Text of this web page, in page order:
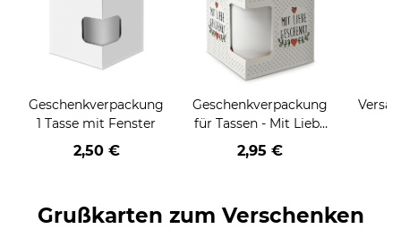
Geschenkverpackung
1 Tasse mit Fenster
2,50 €
Geschenkverpackung
für Tassen - Mit Liebe
geschenkt
2,95 €
Grußkarten zum Verschenken